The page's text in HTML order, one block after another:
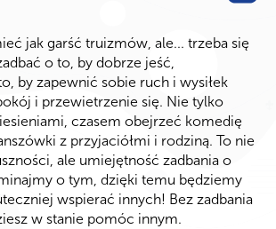
jak garść truizmów, ale... trzeba się
o to, by dobrze jeść,
by zapewnić sobie ruch i wysiłek
i przewietrzenie się. Nie tylko
czasem obejrzeć komedię
z przyjaciółmi i rodziną. To nie
ale umiejętność zadbania o
o tym, dzięki temu będziemy
wspierać innych! Bez zadbania
w stanie pomóc innym.